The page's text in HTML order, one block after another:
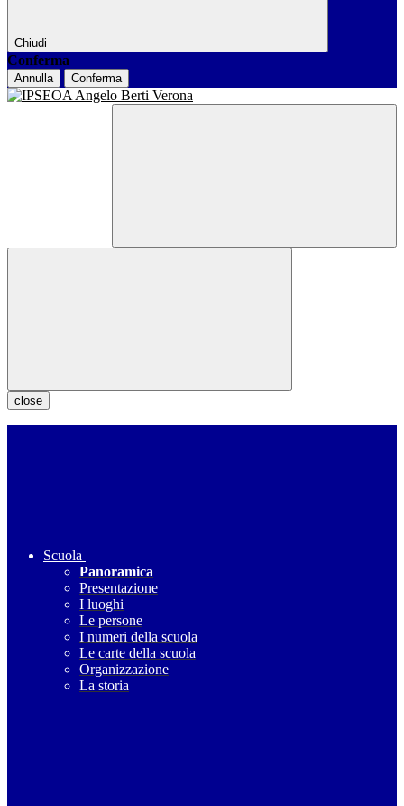
Chiudi
Conferma
Annulla Conferma
close
Scuola
Panoramica
Presentazione
I luoghi
Le persone
I numeri della scuola
Le carte della scuola
Organizzazione
La storia